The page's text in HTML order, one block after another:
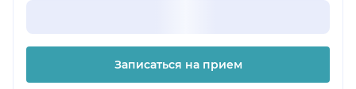
Записаться на прием